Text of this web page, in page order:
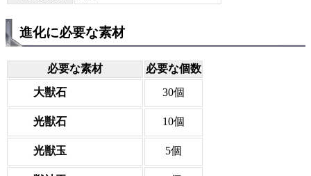
進化に必要な素材
必要な素材
必要な個数
大獣石
30個
光獣石 10個
光獣玉 5個